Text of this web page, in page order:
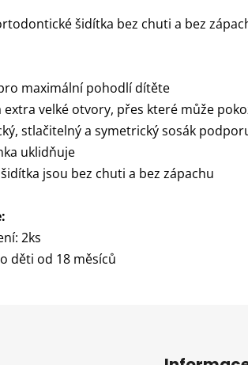
šidítka bez chuti a bez
maximální pohodlí dítěte
extra velké otvory, přes které může
stlačitelný a symetrický sosák
uklidňuje
jsou bez chuti a bez zápachu
2ks
děti od 18 měsíců